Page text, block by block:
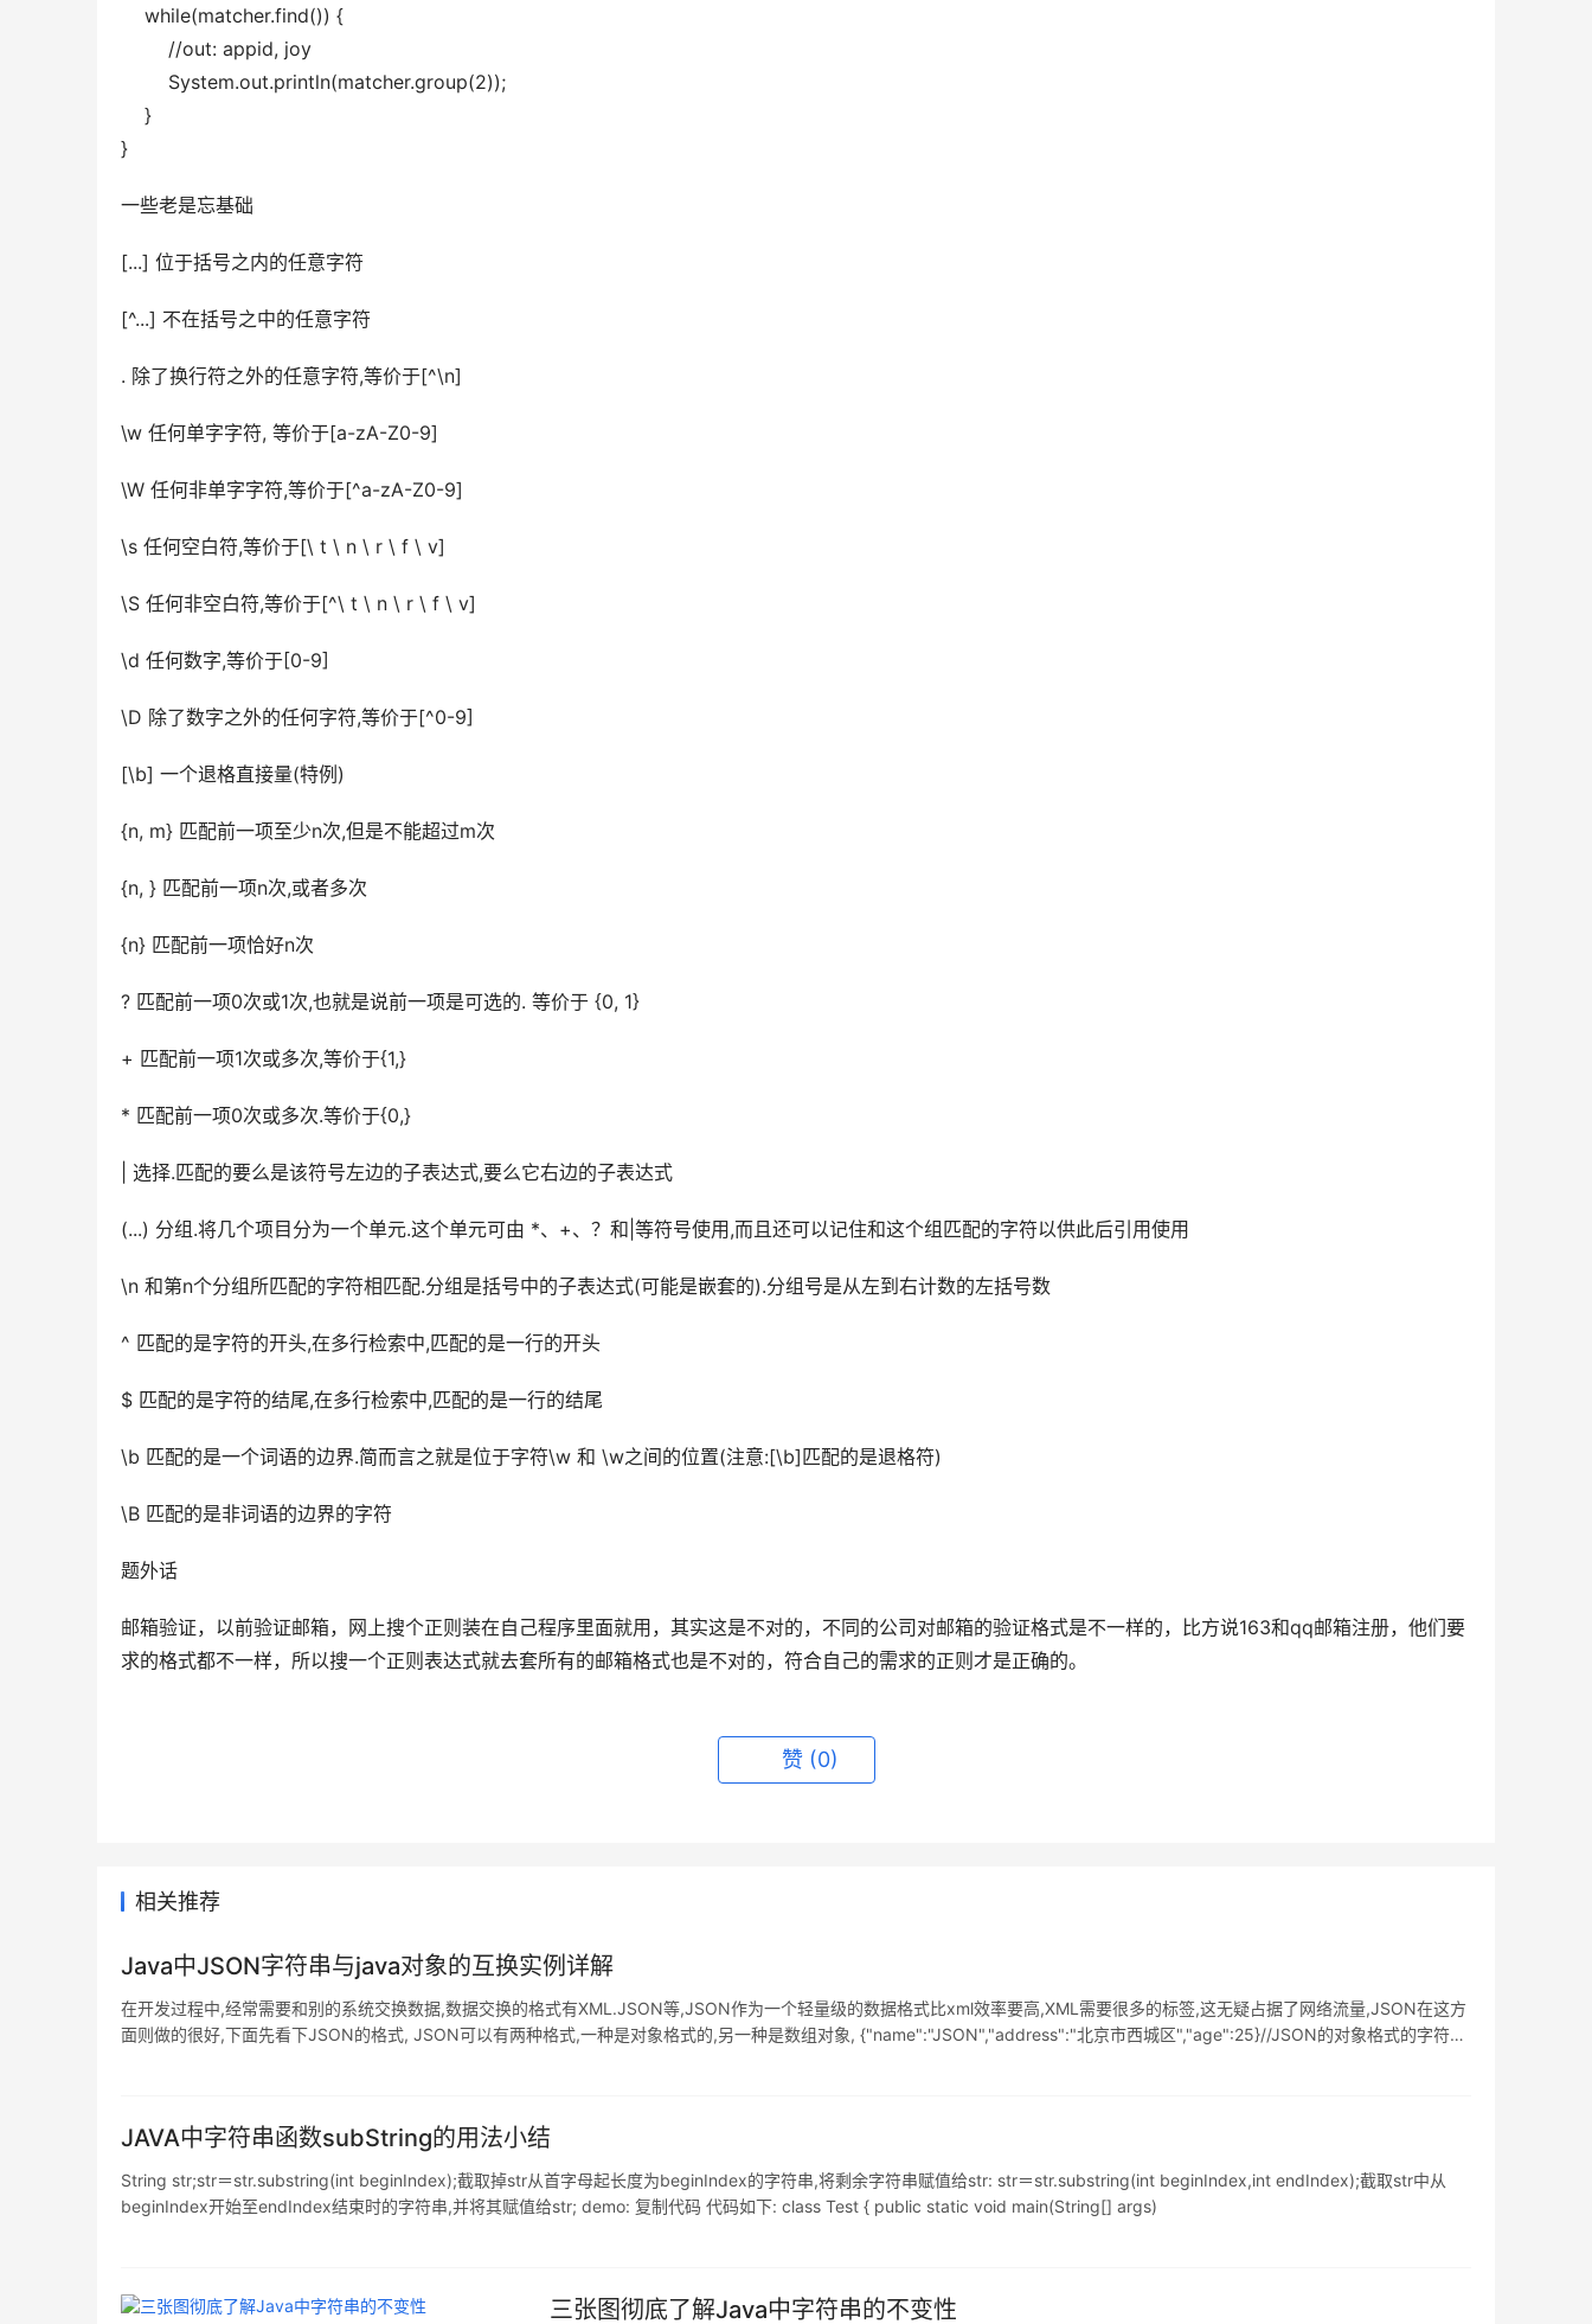
while(matcher.find()) {
//out: appid, joy
System.out.println(matcher.group(2));
}
}
一些老是忘基础
[...] 位于括号之内的任意字符
[^...] 不在括号之中的任意字符
. 除了换行符之外的任意字符,等价于[^\n]
\w 任何单字字符, 等价于[a-zA-Z0-9]
\W 任何非单字字符,等价于[^a-zA-Z0-9]
\s 任何空白符,等价于[\ t \ n \ r \ f \ v]
\S 任何非空白符,等价于[^\ t \ n \ r \ f \ v]
\d 任何数字,等价于[0-9]
\D 除了数字之外的任何字符,等价于[^0-9]
[\b] 一个退格直接量(特例)
{n, m} 匹配前一项至少n次,但是不能超过m次
{n, } 匹配前一项n次,或者多次
{n} 匹配前一项恰好n次
? 匹配前一项0次或1次,也就是说前一项是可选的. 等价于 {0, 1}
+ 匹配前一项1次或多次,等价于{1,}
* 匹配前一项0次或多次.等价于{0,}
| 选择.匹配的要么是该符号左边的子表达式,要么它右边的子表达式
(...) 分组.将几个项目分为一个单元.这个单元可由 *、+、？和|等符号使用,而且还可以记住和这个组匹配的字符以供此后引用使用
\n 和第n个分组所匹配的字符相匹配.分组是括号中的子表达式(可能是嵌套的).分组号是从左到右计数的左括号数
^ 匹配的是字符的开头,在多行检索中,匹配的是一行的开头
$ 匹配的是字符的结尾,在多行检索中,匹配的是一行的结尾
\b 匹配的是一个词语的边界.简而言之就是位于字符\w 和 \w之间的位置(注意:[\b]匹配的是退格符)
\B 匹配的是非词语的边界的字符
题外话
邮箱验证，以前验证邮箱，网上搜个正则装在自己程序里面就用，其实这是不对的，不同的公司对邮箱的验证格式是不一样的，比方说163和qq邮箱注册，他们要
求的格式都不一样，所以搜一个正则表达式就去套所有的邮箱格式也是不对的，符合自己的需求的正则才是正确的。
赞 (0)
相关推荐
Java中JSON字符串与java对象的互换实例详解
在开发过程中,经常需要和别的系统交换数据,数据交换的格式有XML.JSON等,JSON作为一个轻量级的数据格式比xml效率要高,XML需要很多的标签,这无疑占据了网络流量,JSON在这方
面则做的很好,下面先看下JSON的格式, JSON可以有两种格式,一种是对象格式的,另一种是数组对象, {"name":"JSON","address":"北京市西城区","age":25}//JSON的对象格式的字符串
JAVA中字符串函数subString的用法小结
String str;str＝str.substring(int beginIndex);截取掉str从首字母起长度为beginIndex的字符串,将剩余字符串赋值给str: str＝str.substring(int beginIndex,int endIndex);截取str中从
beginIndex开始至endIndex结束时的字符串,并将其赋值给str; demo: 复制代码 代码如下: class Test { public static void main(String[] args)
三张图彻底了解Java中字符串的不变性